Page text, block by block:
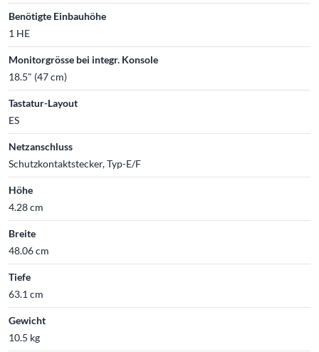
Benötigte Einbauhöhe
1 HE
Monitorgrösse bei integr. Konsole
18.5" (47 cm)
Tastatur-Layout
ES
Netzanschluss
Schutzkontaktstecker, Typ-E/F
Höhe
4.28 cm
Breite
48.06 cm
Tiefe
63.1 cm
Gewicht
10.5 kg